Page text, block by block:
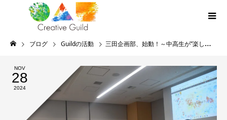
ブログ Guildの活動 三田企画部、始動！～中高生が”楽しい”から始める未来づくり～
NOV
28
2024